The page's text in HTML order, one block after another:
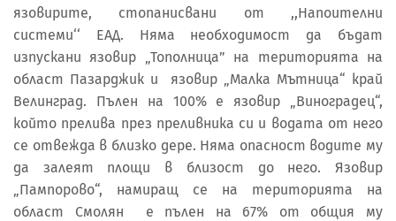
язовирите, стопанисвани от ,,Напоителни
системи‘‘ ЕАД. Няма необходимост да бъдат
изпускани язовир „Тополница” на територията на
област Пазарджик и язовир „Малка Мътница“ край
Велинград. Пълен на 100% е язовир „Виноградец“,
който прелива през преливника си и водата от него
се отвежда в близко дере. Няма опасност водите му
да залеят площи в близост до него. Язовир
„Пампорово“, намиращ се на територията на
област Смолян е пълен на 67% от общия му